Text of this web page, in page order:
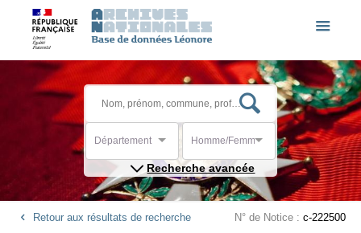
Département Homme/Femme
Recherche avancée
Retour aux résultats de recherche N° de Notice : c-222500